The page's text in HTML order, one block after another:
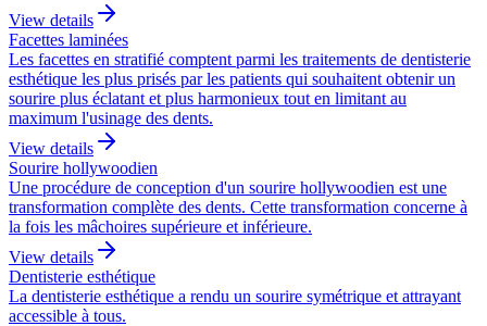
View details
Facettes laminées
Les facettes en stratifié comptent parmi les traitements de dentisterie
esthétique les plus prisés par les patients qui souhaitent obtenir un
sourire plus éclatant et plus harmonieux tout en limitant au
maximum l'usinage des dents.
View details
Sourire hollywoodien
Une procédure de conception d'un sourire hollywoodien est une
transformation complète des dents. Cette transformation concerne à
la fois les mâchoires supérieure et inférieure.
View details
Dentisterie esthétique
La dentisterie esthétique a rendu un sourire symétrique et attrayant
accessible à tous.